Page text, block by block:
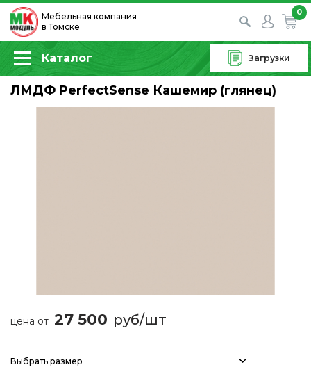
Мебельная компания
в Томске
0
Каталог Загрузки
ЛМДФ PerfectSense Кашемир (глянец)
цена от 27 500 руб/шт
Выбрать размер